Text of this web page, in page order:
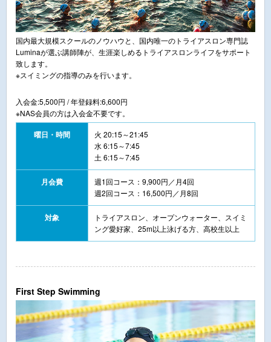
国内最大規模スクールのノウハウと、国内唯一のトライアスロン専門誌
Luminaが選ぶ講師陣が、生涯楽しめるトライアスロンライフをサポート
致します。
※スイミングの指導のみを行います。
入会金:5,500円 / 年登録料:6,600円
※NAS会員の方は入会金不要です。
曜日・時間
火 20:15～21:45
水 6:15～7:45
土 6:15～7:45
月会費
週1回コース：9,900円／月4回
週2回コース：16,500円／月8回
対象
トライアスロン、オープンウォーター、スイミ
ング愛好家、25m以上泳げる方、高校生以上
First Step Swimming